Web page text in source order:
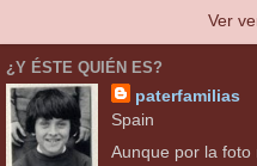
Ver
¿Y ÉSTE QUIÉN ES?
paterfamilias
Spain
Aunque por la